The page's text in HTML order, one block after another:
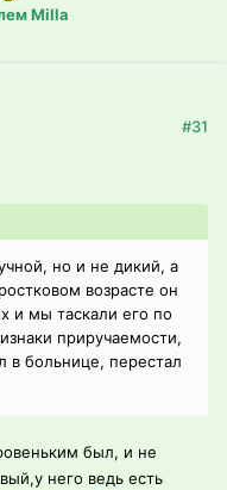
Milla
#31
но и не дикий, а
возрасте он
и мы таскали его по
приручаемости,
в больнице, перестал
был, и не
него ведь есть